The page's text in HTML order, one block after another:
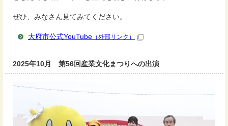
ぜひ、みなさん見てみてください。
大府市公式YouTube （外部リンク）
2025年10月 第56回産業文化まつりへの出演